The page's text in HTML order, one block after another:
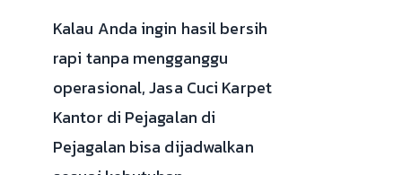
Kalau Anda ingin hasil bersih
rapi tanpa mengganggu
operasional, Jasa Cuci Karpet
Kantor di Pejagalan di
Pejagalan bisa dijadwalkan